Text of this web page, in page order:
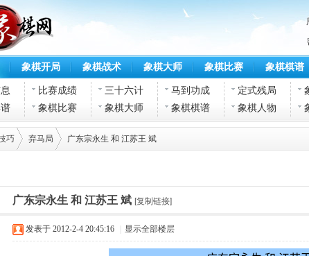
象棋开局 象棋战术 象棋大师 象棋比赛 象棋棋谱
比赛成绩 三十六计 马到功成 定式残局
象棋比赛 象棋大师 象棋棋谱 象棋人物
巧
›
弃马局
›
广东宗永生 和 江苏王 斌
广东宗永生 和 江苏王 斌 [复制链接]
发表于 2012-2-4 20:45:16 显示全部楼层